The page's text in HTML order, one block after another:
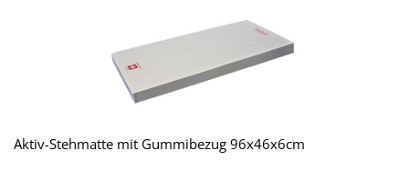
Aktiv-Stehmatte mit Gummibezug 96x46x6cm